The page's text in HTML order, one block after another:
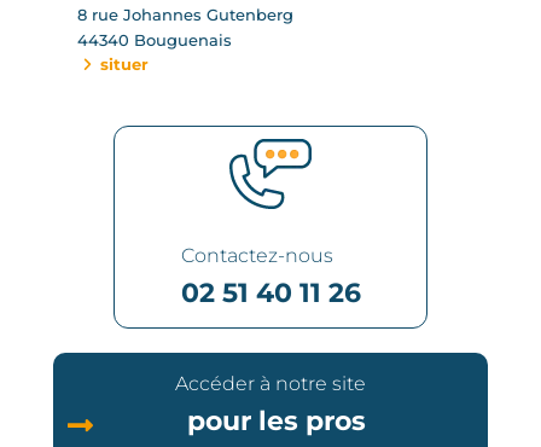
8 rue Johannes Gutenberg
44340 Bouguenais
situer
Contactez-nous
02 51 40 11 26
Accéder à notre site
pour les pros